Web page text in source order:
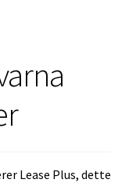
Lease Plus, dette